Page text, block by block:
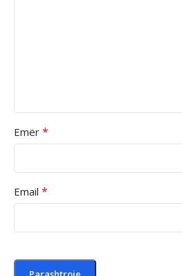
Emër *
Email *